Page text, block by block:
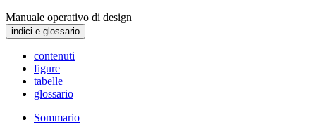
Manuale operativo di design
indici e glossario
contenuti
figure
tabelle
glossario
Sommario